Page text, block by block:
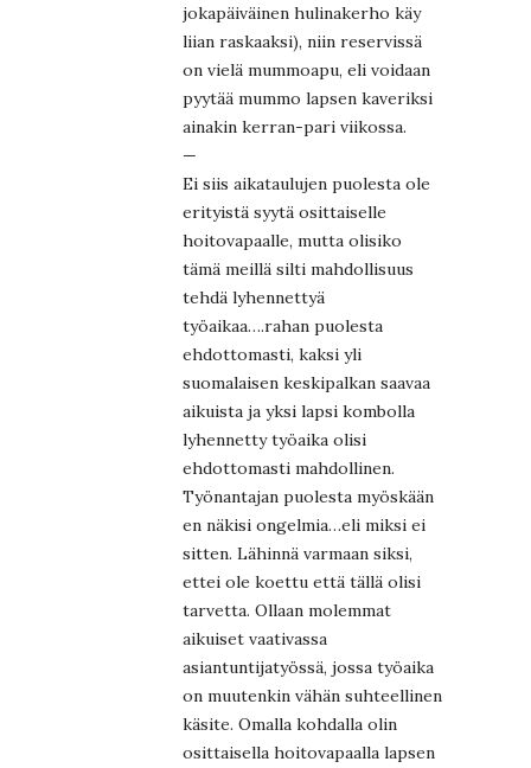
jokapäiväinen hulinakerho käy
liian raskaaksi), niin reservissä
on vielä mummoapu, eli voidaan
pyytää mummo lapsen kaveriksi
ainakin kerran-pari viikossa.
—
Ei siis aikataulujen puolesta ole
erityistä syytä osittaiselle
hoitovapaalle, mutta olisiko
tämä meillä silti mahdollisuus
tehdä lyhennettyä
työaikaa….rahan puolesta
ehdottomasti, kaksi yli
suomalaisen keskipalkan saavaa
aikuista ja yksi lapsi kombolla
lyhennetty työaika olisi
ehdottomasti mahdollinen.
Työnantajan puolesta myöskään
en näkisi ongelmia…eli miksi ei
sitten. Lähinnä varmaan siksi,
ettei ole koettu että tällä olisi
tarvetta. Ollaan molemmat
aikuiset vaativassa
asiantuntijatyössä, jossa työaika
on muutenkin vähän suhteellinen
käsite. Omalla kohdalla olin
osittaisella hoitovapaalla lapsen